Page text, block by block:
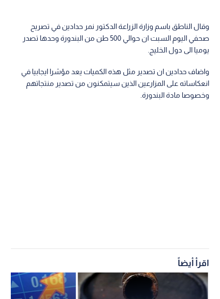
وقال الناطق باسم وزارة الزراعة الدكتور نمر حدادين في تصريح
صحفي اليوم السبت ان حوالي 500 طن من البندورة وحدها تصدر
يوميا الى دول الخليج.
واضاف حدادين ان تصدير مثل هذه الكميات يعد مؤشرا ايجابيا في
انعكاساته على المزارعين الذين سيتمكنون من تصدير منتجاتهم
وخصوصا مادة البندورة.
اقرأ أيضاً